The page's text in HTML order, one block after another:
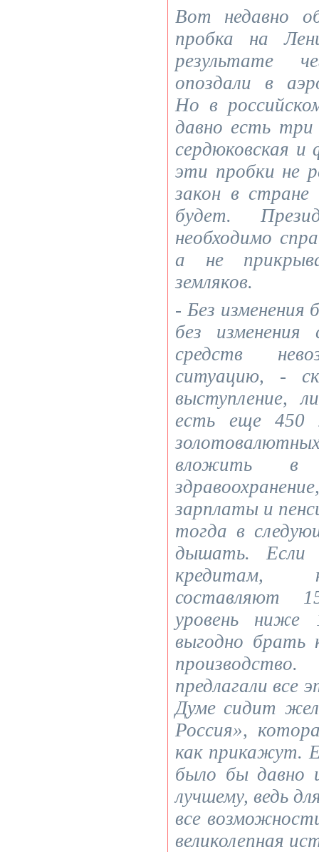
Вот недавно
пробка на
результате
опоздали в
Но в
давно есть три
сердюковская и
эти пробки не
закон в
будет.
необходимо
а не
земляков.
- Без
без изменения
средств
ситуацию, -
выступление,
есть еще 450
вложить в
зарплаты и
тогда в
дышать. Если
кредитам,
составляют
уровень ниже
выгодно брать
предлагали все
Думе сидит
Россия»,
как прикажут.
было бы давно
лучшему, ведь
все
великолепная